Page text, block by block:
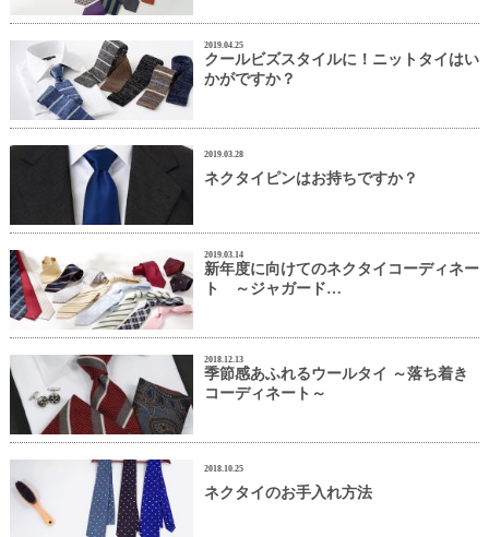
2019.04.25
クールビズスタイルに！ニットタイはい
かがですか？
2019.03.28
ネクタイピンはお持ちですか？
2019.03.14
新年度に向けてのネクタイコーディネー
ト ～ジャガード…
2018.12.13
季節感あふれるウールタイ ～落ち着き
コーディネート～
2018.10.25
ネクタイのお手入れ方法